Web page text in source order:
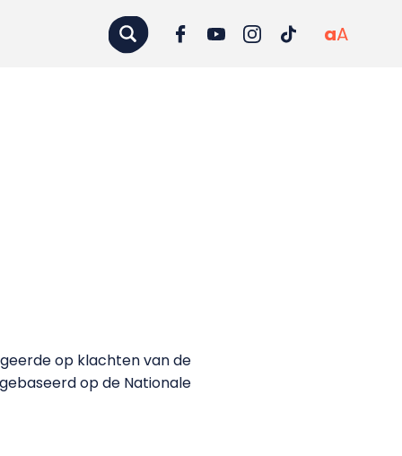
aA
op klachten van de
op de Nationale